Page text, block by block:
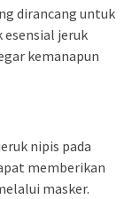
dirancang untuk
esensial jeruk
kemanapun
nipis pada
memberikan
masker.